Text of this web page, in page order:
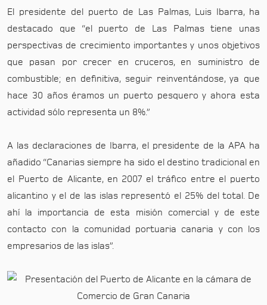
El presidente del puerto de Las Palmas, Luis Ibarra, ha
destacado que “el puerto de Las Palmas tiene unas
perspectivas de crecimiento importantes y unos objetivos
que pasan por crecer en cruceros, en suministro de
combustible; en definitiva, seguir reinventándose, ya que
hace 30 años éramos un puerto pesquero y ahora esta
actividad sólo representa un 8%.”
A las declaraciones de Ibarra, el presidente de la APA ha
añadido “Canarias siempre ha sido el destino tradicional en
el Puerto de Alicante, en 2007 el tráfico entre el puerto
alicantino y el de las islas representó el 25% del total. De
ahí la importancia de esta misión comercial y de este
contacto con la comunidad portuaria canaria y con los
empresarios de las islas”.